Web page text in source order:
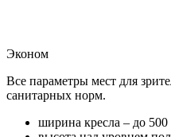
Эконом
Все параметры мест для
санитарных норм.
ширина кресла ­– до